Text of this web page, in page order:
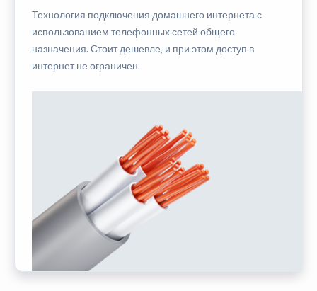
Технология подключения домашнего интернета с
использованием телефонных сетей общего
назначения. Стоит дешевле, и при этом доступ в
интернет не ограничен.